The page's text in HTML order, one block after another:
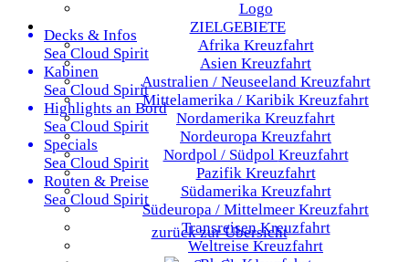
ZIELGEBIETE
Afrika Kreuzfahrt
Asien Kreuzfahrt
Australien / Neuseeland Kreuzfahrt
Mittelamerika / Karibik Kreuzfahrt
Nordamerika Kreuzfahrt
Nordeuropa Kreuzfahrt
Nordpol / Südpol Kreuzfahrt
Pazifik Kreuzfahrt
Südamerika Kreuzfahrt
Südeuropa / Mittelmeer Kreuzfahrt
TransreisenKreuzfahrt
Weltreise Kreuzfahrt
Decks & Infos
Sea Cloud Spirit
Kabinen
Sea Cloud Spirit
Highlights an Bord
Sea Cloud Spirit
Specials
Sea Cloud Spirit
Routen & Preise
Sea Cloud Spirit
zurück zur Übersicht